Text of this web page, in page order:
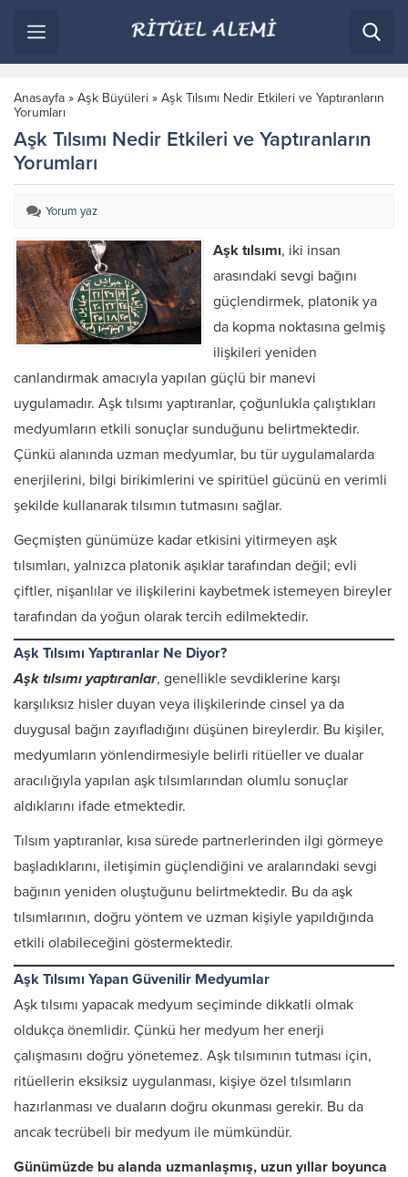
Anasayfa » Aşk Büyüleri » Aşk Tılsımı Nedir Etkileri ve Yaptıranların
Yorumları
Aşk Tılsımı Nedir Etkileri ve Yaptıranların
Yorumları
Yorum yaz
Aşk tılsımı, iki insan
arasındaki sevgi bağını
güçlendirmek, platonik ya
da kopma noktasına gelmiş
ilişkileri yeniden
canlandırmak amacıyla yapılan güçlü bir manevi
uygulamadır. Aşk tılsımı yaptıranlar, çoğunlukla çalıştıkları
medyumların etkili sonuçlar sunduğunu belirtmektedir.
Çünkü alanında uzman medyumlar, bu tür uygulamalarda
enerjilerini, bilgi birikimlerini ve spiritüel gücünü en verimli
şekilde kullanarak tılsımın tutmasını sağlar.
Geçmişten günümüze kadar etkisini yitirmeyen aşk
tılsımları, yalnızca platonik aşıklar tarafından değil; evli
çiftler, nişanlılar ve ilişkilerini kaybetmek istemeyen bireyler
tarafından da yoğun olarak tercih edilmektedir.
Aşk Tılsımı Yaptıranlar Ne Diyor?
Aşk tılsımı yaptıranlar, genellikle sevdiklerine karşı
karşılıksız hisler duyan veya ilişkilerinde cinsel ya da
duygusal bağın zayıfladığını düşünen bireylerdir. Bu kişiler,
medyumların yönlendirmesiyle belirli ritüeller ve dualar
aracılığıyla yapılan aşk tılsımlarından olumlu sonuçlar
aldıklarını ifade etmektedir.
Tılsım yaptıranlar, kısa sürede partnerlerinden ilgi görmeye
başladıklarını, iletişimin güçlendiğini ve aralarındaki sevgi
bağının yeniden oluştuğunu belirtmektedir. Bu da aşk
tılsımlarının, doğru yöntem ve uzman kişiyle yapıldığında
etkili olabileceğini göstermektedir.
Aşk Tılsımı Yapan Güvenilir Medyumlar
Aşk tılsımı yapacak medyum seçiminde dikkatli olmak
oldukça önemlidir. Çünkü her medyum her enerji
çalışmasını doğru yönetemez. Aşk tılsımının tutması için,
ritüellerin eksiksiz uygulanması, kişiye özel tılsımların
hazırlanması ve duaların doğru okunması gerekir. Bu da
ancak tecrübeli bir medyum ile mümkündür.
Günümüzde bu alanda uzmanlaşmış, uzun yıllar boyunca